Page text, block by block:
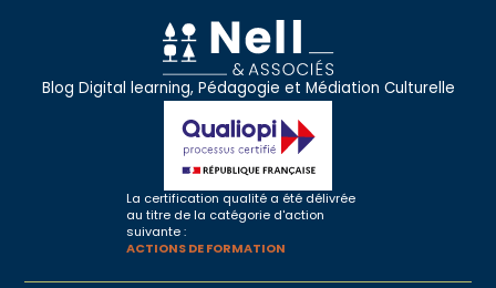
Blog Digital learning, Pédagogie et Médiation Culturelle
La certification qualité a été délivrée
au titre de la catégorie d'action
suivante :
ACTIONS DE FORMATION